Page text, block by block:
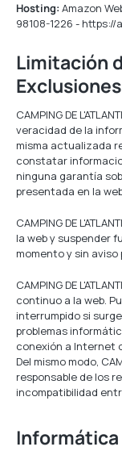
Hosting: Amazon
98108-1226 - https://
Limitación
CAMPING DE
veracidad de la
misma actualizada
constatar
ninguna garantía
presentada en la
CAMPING DE
la web y suspender
momento y sin aviso
CAMPING DE
continuo a la web.
interrumpido si
problemas
conexión a Internet
Del mismo modo,
responsable de los
incompatibilidad